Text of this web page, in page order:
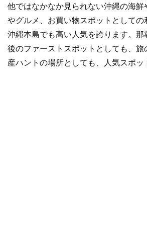
他ではなかなか見られない沖縄の海鮮
やグルメ、お買い物スポットとしての
沖縄本島でも高い人気を誇ります。那
後のファーストスポットとしても、旅
産ハントの場所としても、人気スポッ